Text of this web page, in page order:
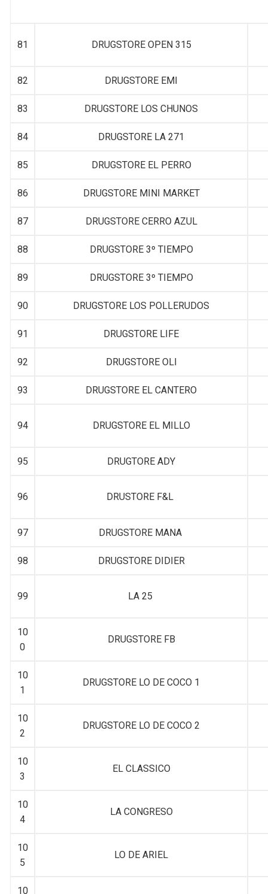
81 DRUGSTORE OPEN 315
82 DRUGSTORE EMI
83 DRUGSTORE LOS CHUNOS
84 DRUGSTORE LA 271
85 DRUGSTORE EL PERRO
86 DRUGSTORE MINI MARKET
87 DRUGSTORE CERRO AZUL
88 DRUGSTORE 3º TIEMPO
89 DRUGSTORE 3º TIEMPO
90 DRUGSTORE LOS POLLERUDOS
91 DRUGSTORE LIFE
92 DRUGSTORE OLI
93 DRUGSTORE EL CANTERO
94 DRUGSTORE EL MILLO
95 DRUGTORE ADY
96 DRUSTORE F&L
97 DRUGSTORE MANA
98 DRUGSTORE DIDIER
99 LA 25
10
0
DRUGSTORE FB
10
1
DRUGSTORE LO DE COCO 1
10
2
DRUGSTORE LO DE COCO 2
10
3
EL CLASSICO
10
4
LA CONGRESO
10
5
LO DE ARIEL
10